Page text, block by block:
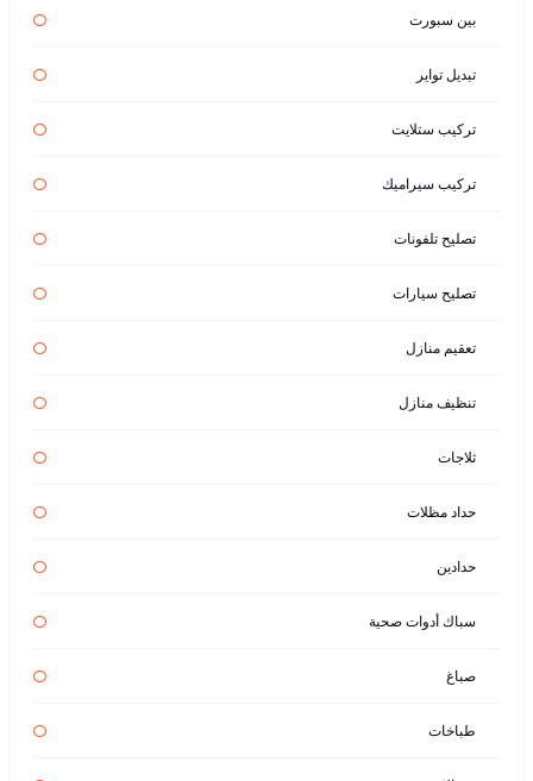
بين سبورت
تبديل تواير
تركيب ستلايت
تركيب سيراميك
تصليح تلفونات
تصليح سيارات
تعقيم منازل
تنظيف منازل
ثلاجات
حداد مظلات
حدادين
سباك أدوات صحية
صباغ
طباخات